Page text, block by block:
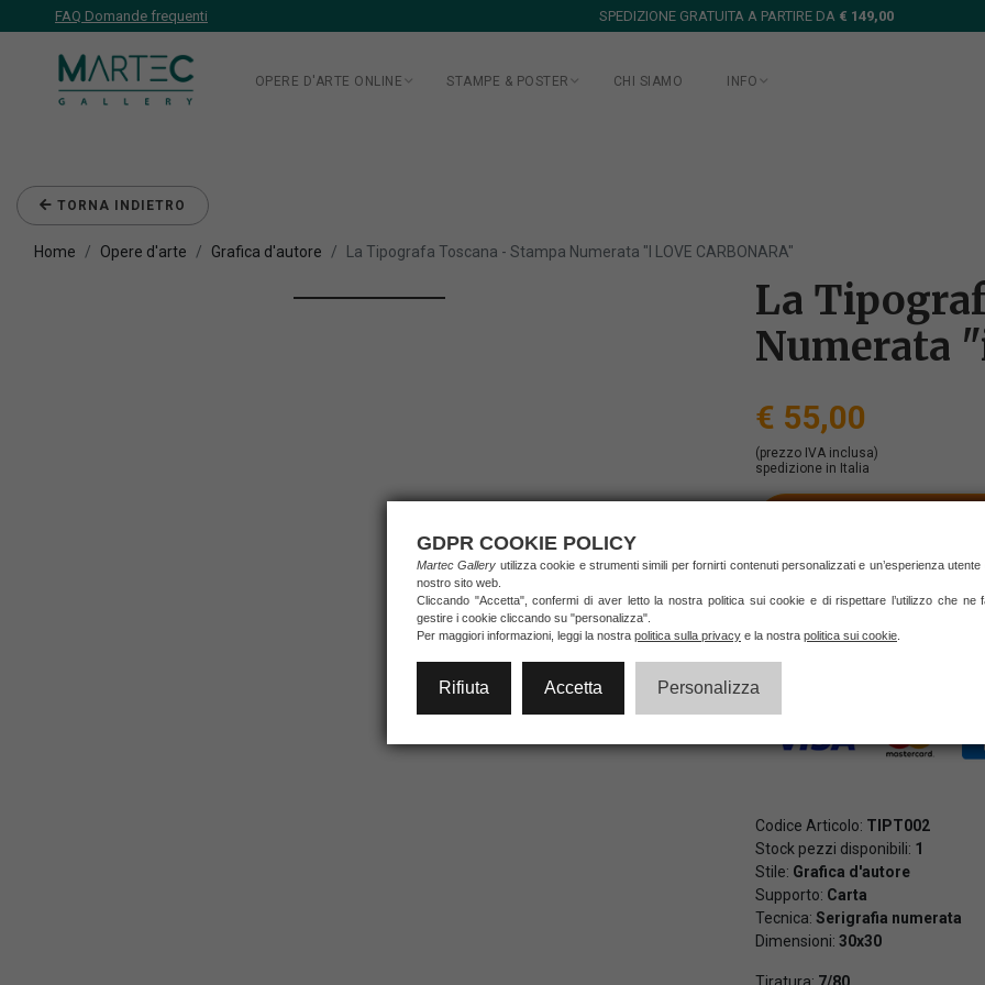
FAQ Domande frequenti SPEDIZIONE GRATUITA A PARTIRE DA € 149,00
OPERE D'ARTE ONLINE STAMPE & POSTER CHI SIAMO INFO
TORNA INDIETRO
Home Opere d'arte Grafica d'autore La Tipografa Toscana - Stampa Numerata "I LOVE CARBONARA"
La
Numerata
€ 55,00
(prezzo IVA inclusa)
spedizione in Italia
di credito e PayPal (anche in 3
Codice Articolo: TIPT002
Stock pezzi disponibili: 1
Stile: Grafica d'autore
Supporto: Carta
Tecnica: Serigrafia numerata
Dimensioni: 30x30
GDPR COOKIE POLICY
Martec Gallery utilizza cookie e strumenti simili per fornirti contenuti personalizzati e un’esperienza utente
nostro sito web.
Cliccando "Accetta", confermi di aver letto la nostra politica sui cookie e di rispettare l’utilizzo che ne
gestire i cookie cliccando su "personalizza".
Per maggiori informazioni, leggi la nostra politica sulla privacy e la nostra politica sui cookie
Rifiuta Accetta Personalizza